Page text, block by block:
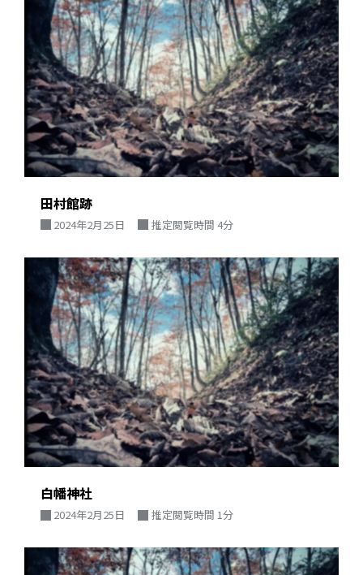
田村館跡
2024年2月25日 推定閲覧時間 4分
白幡神社
2024年2月25日 推定閲覧時間 1分